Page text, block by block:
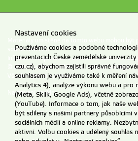
souhlasem ČZU.
Informace o zpracování a ochraně osobních
© 2026 Česká zemědělská univerzita v Praze
Všechna práva vyhrazena
Nastavení cookies
Nastavení cookies
Používáme cookies a podobné
prezentacích České zemědělské
czu.cz), abychom zajistili správné
souhlasem je využíváme také k měření
Analytics 4), analýze výkonu webu a pro
(Meta, Sklik, Google Ads), včetně
(YouTube). Informace o tom, jak naše
být sdíleny s našimi partnery působícími
sociálních médií a online reklamy.
aktivní. Volbu cookies a udělený souhlas